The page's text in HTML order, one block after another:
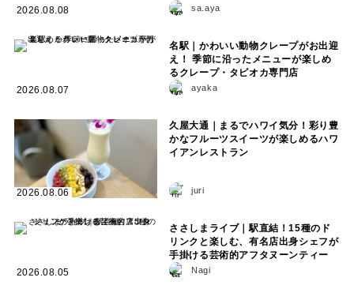
2026.08.08 sa.aya
2026.08.07
名駅｜かわいい動物クレープがお出迎
え！ 季節に沿ったメニューが楽しめ
るクレープ・タピオカ専門店
ayaka
2026.08.06
久屋大通｜まるでハワイ気分！彩り豊
かなフルーツスイーツが楽しめるハワ
イアンレストラン
juri
2026.08.05
ささしまライブ｜駅直結！15種のド
リンクと楽しむ、有名店出身シェフが
手掛ける芸術的アフタヌーンティー
Nagi